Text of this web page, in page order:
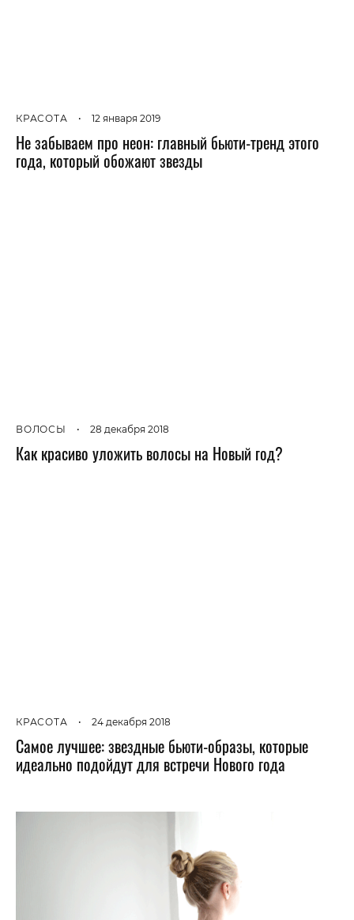
КРАСОТА • 12 января 2019
Не забываем про неон: главный бьюти-тренд этого
года, который обожают звезды
ВОЛОСЫ • 28 декабря 2018
Как красиво уложить волосы на Новый год?
КРАСОТА • 24 декабря 2018
Самое лучшее: звездные бьюти-образы, которые
идеально подойдут для встречи Нового года